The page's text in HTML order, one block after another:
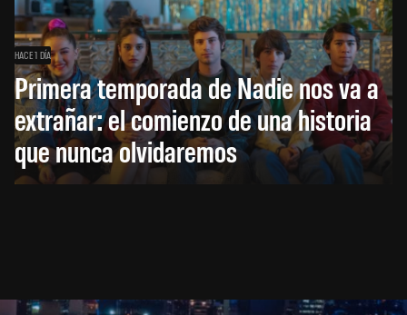
HACE 1 DÍA
Primera temporada de Nadie nos va a
extrañar: el comienzo de una historia
que nunca olvidaremos